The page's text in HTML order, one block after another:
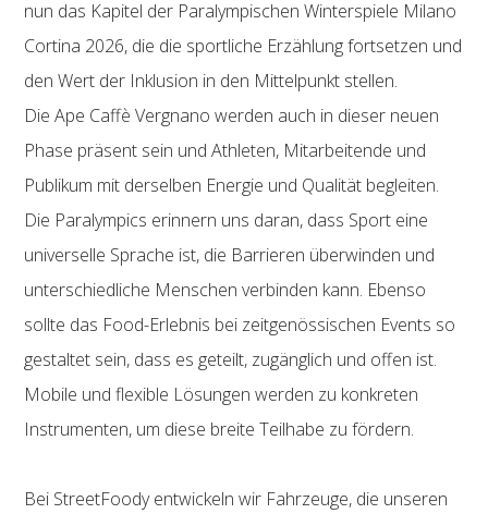
nun das Kapitel der Paralympischen Winterspiele Milano
Cortina 2026, die die sportliche Erzählung fortsetzen und
den Wert der Inklusion in den Mittelpunkt stellen.
Die Ape Caffè Vergnano werden auch in dieser neuen
Phase präsent sein und Athleten, Mitarbeitende und
Publikum mit derselben Energie und Qualität begleiten.
Die Paralympics erinnern uns daran, dass Sport eine
universelle Sprache ist, die Barrieren überwinden und
unterschiedliche Menschen verbinden kann. Ebenso
sollte das Food-Erlebnis bei zeitgenössischen Events so
gestaltet sein, dass es geteilt, zugänglich und offen ist.
Mobile und flexible Lösungen werden zu konkreten
Instrumenten, um diese breite Teilhabe zu fördern.
Bei StreetFoody entwickeln wir Fahrzeuge, die unseren